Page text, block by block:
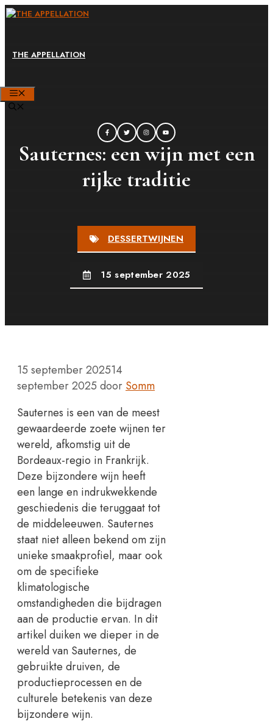
Ga
inhoud
THE APPELLATION
Sauternes: een wijn met een
rijke traditie
DESSERTWIJNEN
15 september 2025
15 september 202514
september 2025 doorSomm
Sauternes is een van de meest
gewaardeerde zoete wijnen ter
wereld, afkomstig uit de
Bordeaux-regio in Frankrijk.
Deze bijzondere wijn heeft
een lange en indrukwekkende
geschiedenis die teruggaat tot
de middeleeuwen. Sauternes
staat niet alleen bekend om zijn
unieke smaakprofiel, maar ook
om de specifieke
klimatologische
omstandigheden die bijdragen
aan de productie ervan. In dit
artikel duiken we dieper in de
wereld van Sauternes, de
gebruikte druiven, de
productieprocessen en de
culturele betekenis van deze
bijzondere wijn.